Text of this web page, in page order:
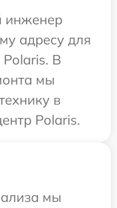
инженер
адресу для
Polaris. В
мы
в
Polaris.
мы